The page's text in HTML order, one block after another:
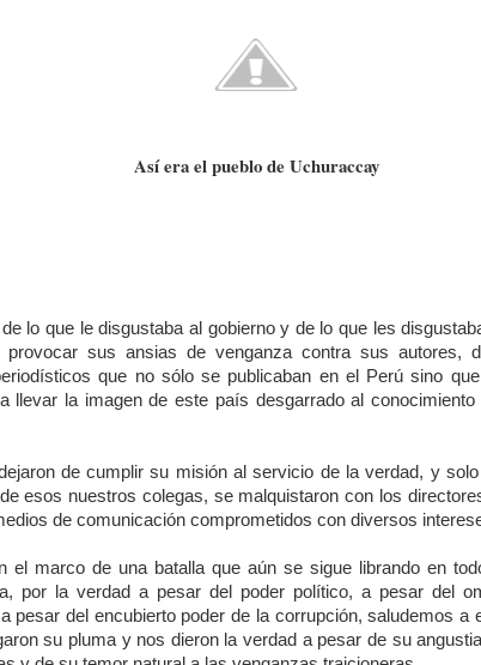
Así era el pueblo de Uchuraccay
lo que le disgustaba al gobierno y de lo que les
sus ansias de venganza contra sus autores,
que no sólo se publicaban en el Perú sino
llevar la imagen de este país desgarrado al conocimiento
de cumplir su misión al servicio de la verdad, y
esos nuestros colegas, se malquistaron con los
de comunicación comprometidos con diversos
el marco de una batalla que aún se sigue librando en
por la verdad a pesar del poder político, a pesar del
pesar del encubierto poder de la corrupción, saludemos a
su pluma y nos dieron la verdad a pesar de su